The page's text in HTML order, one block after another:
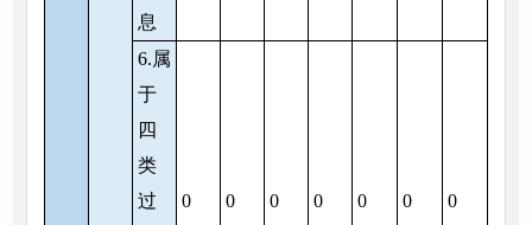
息
6.属
于
四
类
过
0 0 0 0 0 0 0